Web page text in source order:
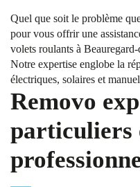
Quel que soit le problème
pour vous offrir une
volets roulants à
Notre expertise englobe la
électriques, solaires et
Removo
particuliers